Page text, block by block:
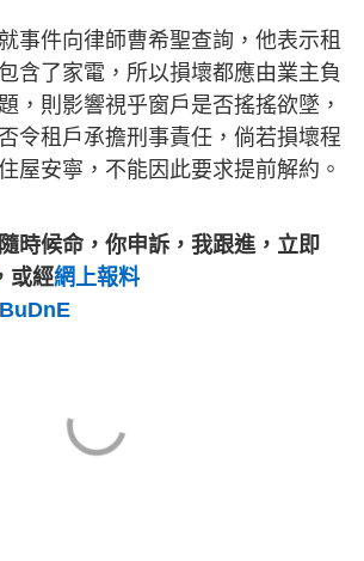
事件向律師曹希聖查詢，他表示租
含了家電，所以損壞都應由業主負
，則影響視乎窗戶是否搖搖欲墜，
令租戶承擔刑事責任，倘若損壞程
屋安寧，不能因此要求提前解約。
時候命，你申訴，我跟進，立即
或經網上報料